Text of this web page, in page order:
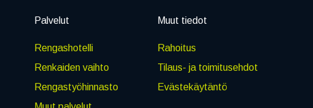
Palvelut
Rengashotelli
Renkaiden vaihto
Rengastyöhinnasto
Muut tiedot
Rahoitus
Tilaus- ja toimitusehdot
Evästekäytäntö